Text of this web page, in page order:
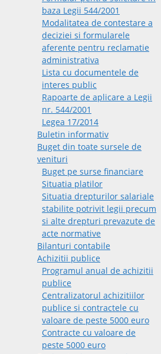
baza Legii 544/2001
Modalitatea de contestare a
deciziei si formularele
aferente pentru reclamatie
administrativa
Lista cu documentele de
interes public
Rapoarte de aplicare a Legii
nr. 544/2001
Legea 17/2014
Buletin informativ
Buget din toate sursele de
venituri
Buget pe surse financiare
Situatia platilor
Situatia drepturilor salariale
stabilite potrivit legii precum
si alte drepturi prevazute de
acte normative
Bilanturi contabile
Achizitii publice
Programul anual de achizitii
publice
Centralizatorul achizitiilor
publice si contractele cu
valoare de peste 5000 euro
Contracte cu valoare de
peste 5000 euro